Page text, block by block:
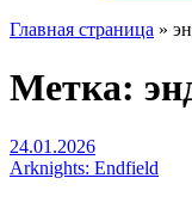
Главная страница »
Метка:
24.01.2026
Arknights: Endfield